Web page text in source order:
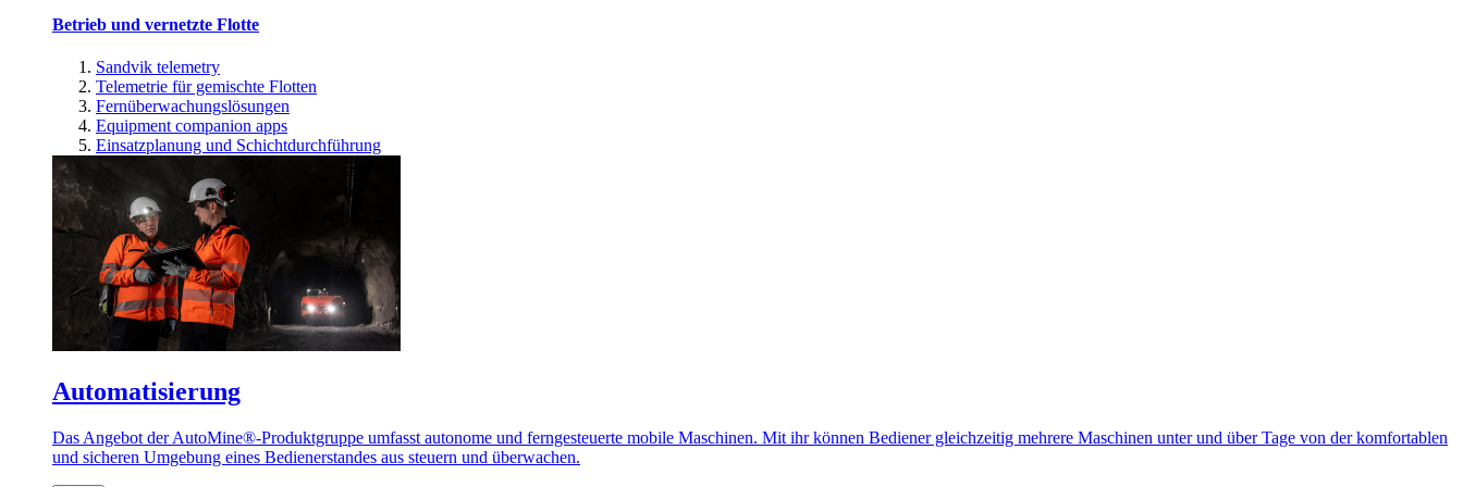
Betrieb und vernetzte Flotte
Sandvik telemetry
Telemetrie für gemischte Flotten
Fernüberwachungslösungen
Equipment companion apps
Einsatzplanung und Schichtdurchführung
Automatisierung
Das Angebot der AutoMine®-Produktgruppe umfasst autonome und ferngesteuerte mobile Maschinen. Mit ihr können Bediener gleichzeitig mehrere Maschinen unter und über Tage von der komfortablen
und sicheren Umgebung eines Bedienerstandes aus steuern und überwachen.